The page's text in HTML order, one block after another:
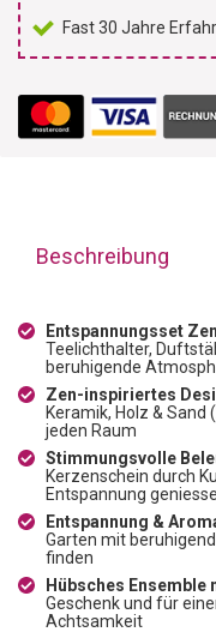
Fast 30 Jahre
Beschreibung
Entspannungsset
Teelichthalter,
beruhigende
Zen-inspiriertes
Keramik, Holz &
jeden Raum
Stimmungsvolle
Kerzenschein durch
Entspannung
Entspannung &
Garten mit
finden
Hübsches Ensemble
Geschenk und für
Achtsamkeit